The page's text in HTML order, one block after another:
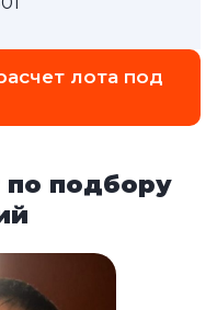
лота под
по подбору